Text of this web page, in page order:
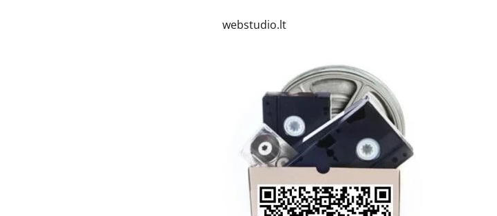
webstudio.lt